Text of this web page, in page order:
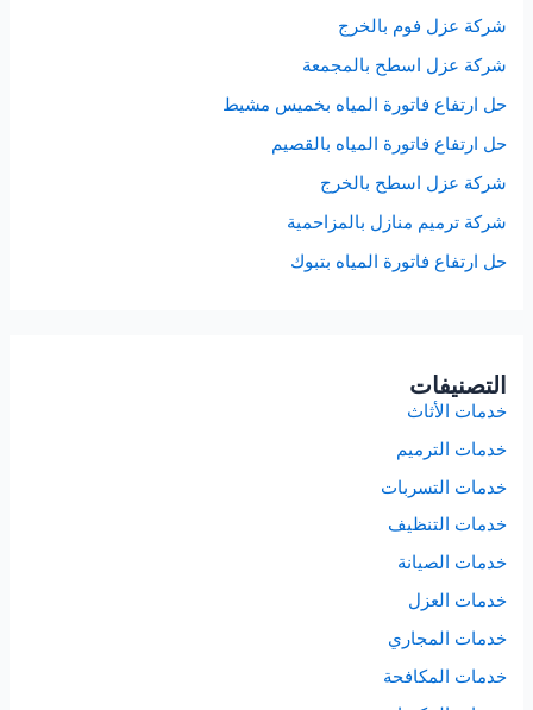
شركة عزل فوم بالخرج
شركة عزل اسطح بالمجمعة
حل ارتفاع فاتورة المياه بخميس مشيط
حل ارتفاع فاتورة المياه بالقصيم
شركة عزل اسطح بالخرج
شركة ترميم منازل بالمزاحمية
حل ارتفاع فاتورة المياه بتبوك
التصنيفات
خدمات الأثاث
خدمات الترميم
خدمات التسربات
خدمات التنظيف
خدمات الصيانة
خدمات العزل
خدمات المجاري
خدمات المكافحة